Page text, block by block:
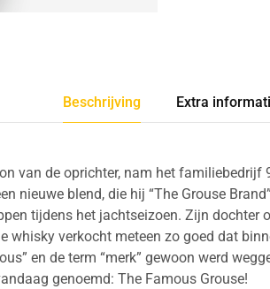
Beschrijving Extra
van de oprichter, nam het familiebedrijf
nieuwe blend, die hij “The Grouse
tijdens het jachtseizoen. Zijn dochter
whisky verkocht meteen zo goed dat
en de term “merk” gewoon werd
genoemd: The Famous Grouse!